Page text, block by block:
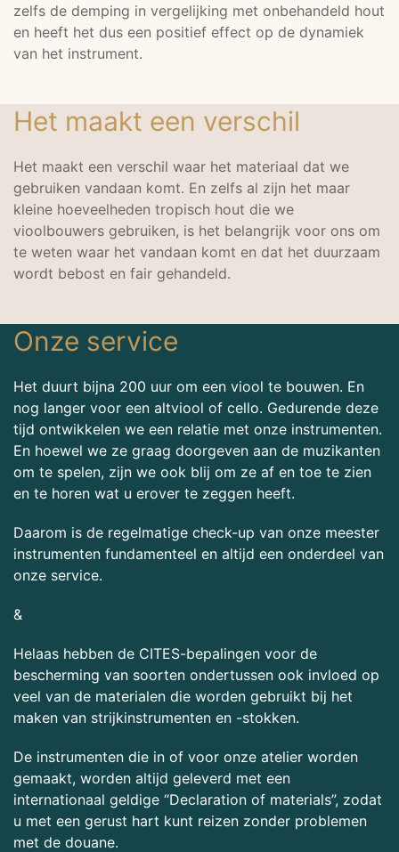
zelfs de demping in vergelijking met onbehandeld hout
en heeft het dus een positief effect op de dynamiek
van het instrument.
Het maakt een verschil
Het maakt een verschil waar het materiaal dat we
gebruiken vandaan komt. En zelfs al zijn het maar
kleine hoeveelheden tropisch hout die we
vioolbouwers gebruiken, is het belangrijk voor ons om
te weten waar het vandaan komt en dat het duurzaam
wordt bebost en fair gehandeld.
Onze service
Het duurt bijna 200 uur om een viool te bouwen. En
nog langer voor een altviool of cello. Gedurende deze
tijd ontwikkelen we een relatie met onze instrumenten.
En hoewel we ze graag doorgeven aan de muzikanten
om te spelen, zijn we ook blij om ze af en toe te zien
en te horen wat u erover te zeggen heeft.
Daarom is de regelmatige check-up van onze meester
instrumenten fundamenteel en altijd een onderdeel van
onze service.
&
Helaas hebben de CITES-bepalingen voor de
bescherming van soorten ondertussen ook invloed op
veel van de materialen die worden gebruikt bij het
maken van strijkinstrumenten en -stokken.
De instrumenten die in of voor onze atelier worden
gemaakt, worden altijd geleverd met een
internationaal geldige “Declaration of materials”, zodat
u met een gerust hart kunt reizen zonder problemen
met de douane.